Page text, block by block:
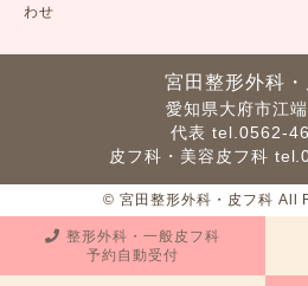
整形外科・一般皮フ科
予約自動受付
わせ
宮田整形外科
愛知県大府市江
代表 tel.0562-
皮フ科・美容皮フ科
© 宮田整形外科・皮フ科 All